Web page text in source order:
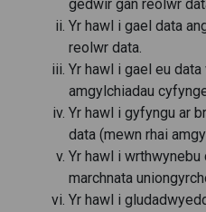
gedwir gan reolwr
Yr hawl i gael data
reolwr data.
Yr hawl i gael eu
amgylchiadau
Yr hawl i gyfyngu ar
data (mewn rhai
Yr hawl i
marchnata
Yr hawl i